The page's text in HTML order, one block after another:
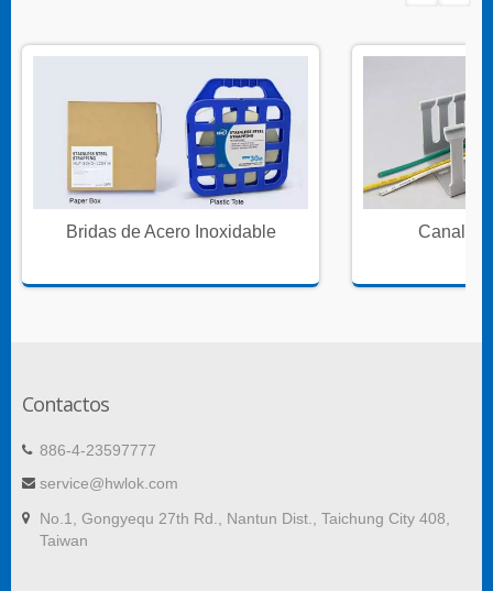
Bridas de Acero Inoxidable Canales
Contactos
886-4-23597777
service@hwlok.com
No.1, Gongyequ 27th Rd., Nantun Dist., Taichung City 408,
Taiwan